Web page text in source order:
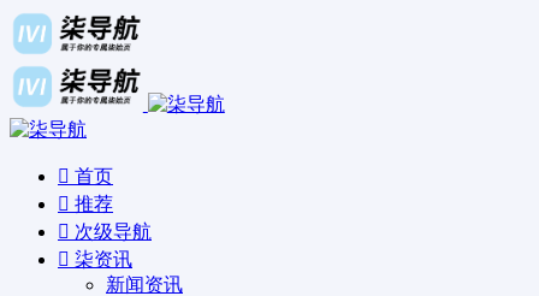
首页
推荐
次级导航
柒资讯
新闻资讯